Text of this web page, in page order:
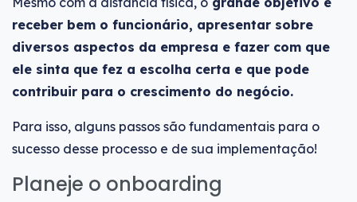
receber bem o funcionário, apresentar sobre
diversos aspectos da empresa e fazer com que
ele sinta que fez a escolha certa e que pode
contribuir para o crescimento do negócio.
Para isso, alguns passos são fundamentais para o
sucesso desse processo e de sua implementação!
Planeje o onboarding